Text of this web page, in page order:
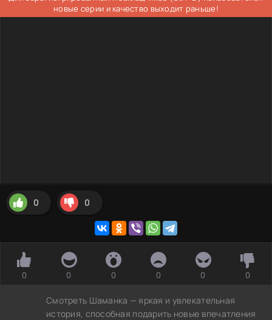
новые серии и качество выходит раньше!
0 0
0 0 0 0 0 0
Смотреть Шаманка — яркая и увлекательная
история, способная подарить новые впечатления